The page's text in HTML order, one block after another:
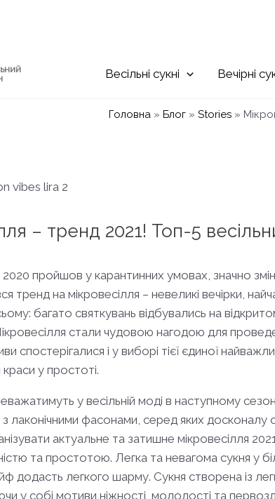
Весільні Вечірні
Головна» Блог» Stories»
– тренд 2021! Топ-5
2020 пройшов у карантинних умовах, значно
тренд на мікровесілля – невеликі вечірки,
багато святкувань відбувались на
стали чудовою нагодою для
спостерігалися і у виборі тієї єдиної
у простоті.
у весільній моді в наступному
лаконічними фасонами, серед яких досконалу
актуальне та затишне мікровесілля
та простотою. Легка та невагома сукня у
додасть легкого шарму. Сукня створена із
у собі мотиви ніжності, молодості та